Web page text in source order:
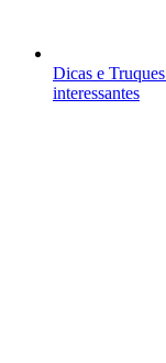
Dicas e Truques
interessantes